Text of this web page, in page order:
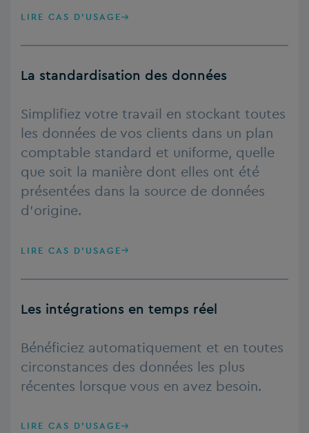
LIRE CAS D'USAGE
La standardisation des données
Simplifiez votre travail en stockant toutes
les données de vos clients dans un plan
comptable standard et uniforme, quelle
que soit la manière dont elles ont été
présentées dans la source de données
d’origine.
LIRE CAS D'USAGE
Les intégrations en temps réel
Bénéficiez automatiquement et en toutes
circonstances des données les plus
récentes lorsque vous en avez besoin.
LIRE CAS D'USAGE